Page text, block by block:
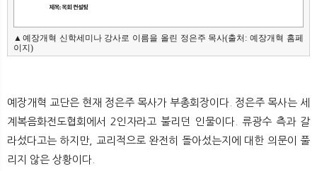
▲예장개혁 신학세미나 강사로 이름을 올린 정은주 목사(출처: 예장개혁 홈페
이지)
예장개혁 교단은 현재 정은주 목사가 부총회장이다. 정은주 목사는 세
계복음화전도협회에서 2인자라고 불리던 인물이다. 류광수 측과 갈
라섰다고는 하지만, 교리적으로 완전히 돌아섰는지에 대한 의문이 풀
리지 않은 상황이다.